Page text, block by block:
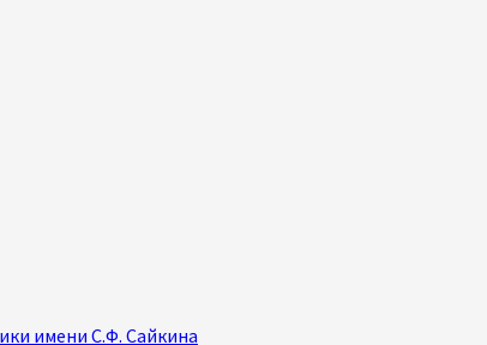
имени С.Ф. Сайкина